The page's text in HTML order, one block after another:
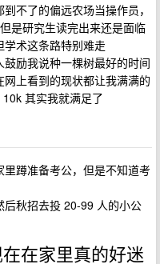
不了的偏远农场当操作员，
是研究生读完出来还是面临
术这条路特别难走
励我说种一棵树最好的时间
上看到的现状都让我满满的
其实我就满足了
蹲准备考公，但是不知道考
秋招去投 20-99 人的小公
在家里真的好迷